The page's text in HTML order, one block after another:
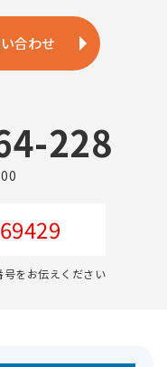
合わせ
228
をお伝えください